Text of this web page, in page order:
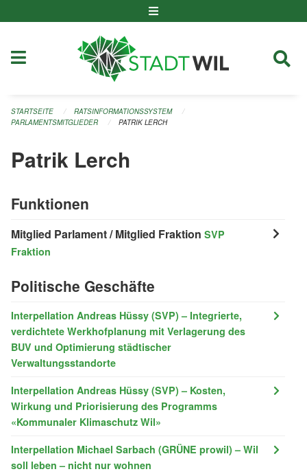
STARTSEITE
RATSINFORMATIONSSYSTEM
PARLAMENTSMITGLIEDER
PATRIK LERCH
Patrik Lerch
Funktionen
Mitglied Parlament / Mitglied Fraktion SVP
Fraktion
Politische Geschäfte
Interpellation Andreas Hüssy (SVP) – Integrierte,
verdichtete Werkhofplanung mit Verlagerung des
BUV und Optimierung städtischer
Verwaltungsstandorte
Interpellation Andreas Hüssy (SVP) – Kosten,
Wirkung und Priorisierung des Programms
«Kommunaler Klimaschutz Wil»
Interpellation Michael Sarbach (GRÜNE prowil) – Wil
soll leben – nicht nur wohnen